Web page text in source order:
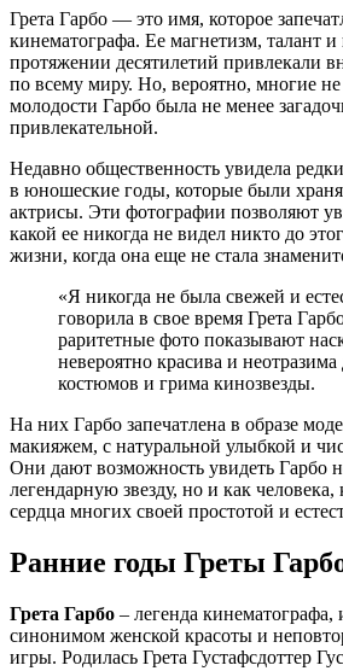
Грета Гарбо — это имя, которое
кинематографа. Ее магнетизм, талант и
протяжении десятилетий привлекали
по всему миру. Но, вероятно, многие не
молодости Гарбо была не менее
привлекательной.
Недавно общественность увидела
в юношеские годы, которые были
актрисы. Эти фотографии позволяют
какой ее никогда не видел никто до
жизни, когда она еще не стала
«Я никогда не была свежей и
говорила в свое время Грета
раритетные фото показывают
невероятно красива и неотразима
костюмов и грима кинозвезды.
На них Гарбо запечатлена в образе
макияжем, с натуральной улыбкой и
Они дают возможность увидеть Гарбо
легендарную звезду, но и как
сердца многих своей простотой и
Ранние годы Греты
Грета Гарбо – легенда кинематографа,
синонимом женской красоты и
игры. Родилась Грета Густафсдоттер